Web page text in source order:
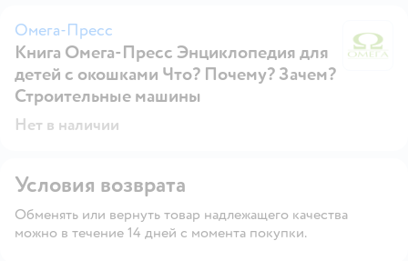
Омега-Пресс
Книга Омега-Пресс Энциклопедия для
детей с окошками Что? Почему? Зачем?
Строительные машины
Нет в наличии
Условия возврата
Обменять или вернуть товар надлежащего качества
можно в течение 14 дней с момента покупки.